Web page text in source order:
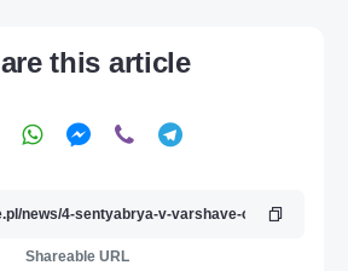
this article
Shareable URL